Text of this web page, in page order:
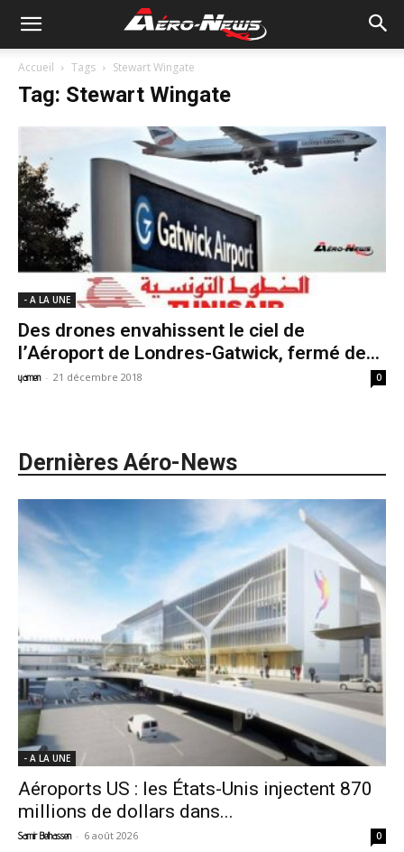
Accueil Tags Stewart Wingate
Tag: Stewart Wingate
- A LA UNE
Des drones envahissent le ciel de
l’Aéroport de Londres-Gatwick, fermé de...
yamen - 21 décembre 2018 0
Dernières Aéro-News
- A LA UNE
Aéroports US : les États-Unis injectent 870
millions de dollars dans...
Samir Belhassen - 6 août 2026 0